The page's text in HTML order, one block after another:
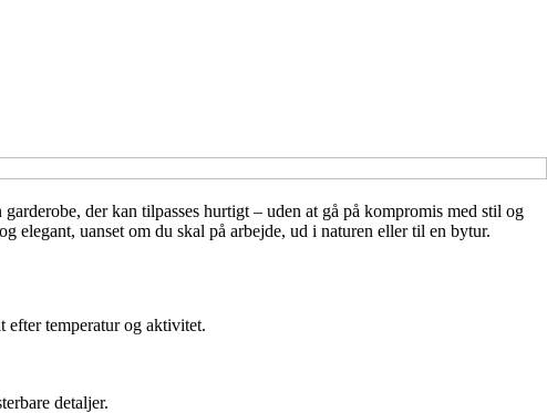
der kan tilpasses hurtigt – uden at gå på kompromis med stil og
uanset om du skal på arbejde, ud i naturen eller til en bytur.
efter temperatur og aktivitet.
detaljer.